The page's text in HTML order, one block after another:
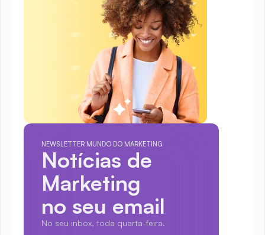
NEWSLETTER MUNDO DO MARKETING
Notícias de
Marketing
no seu email
No seu inbox, toda quarta-feira.